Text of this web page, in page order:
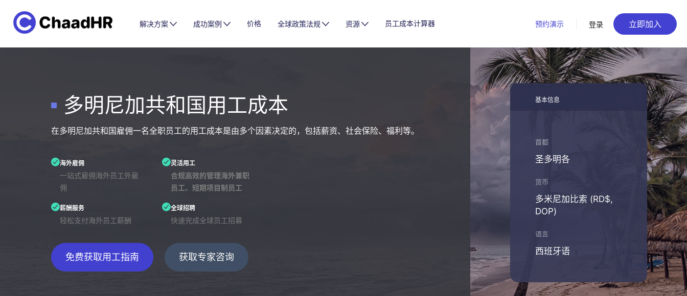
解决方案 成功案例 价格 全球政策法规 资源 员工成本计算器 预约演示 登录 立即加入
多明尼加共和国用工成本
在多明尼加共和国雇佣一名全职员工的用工成本是由多个因素决定的，包括薪资、社会保险、福利等。
海外雇佣
一站式雇佣海外员工外雇
佣
灵活用工
合规高效的管理海外兼职
员工、短期项目制员工
薪酬服务
轻松支付海外员工薪酬
全球招聘
快速完成全球员工招募
免费获取用工指南 获取专家咨询
基本信息
首都
圣多明各
货币
多米尼加比索 (RD$,
DOP)
语言
西班牙语